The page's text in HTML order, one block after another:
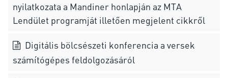
nyilatkozata a Mandiner honlapján az MTA
Lendület programját illetően megjelent cikkről
Digitális bölcsészeti konferencia a versek
számítógépes feldolgozásáról